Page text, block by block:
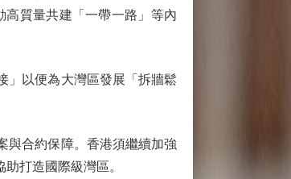
質量共建「一帶一路」等內
以便為大灣區發展「拆牆鬆
合約保障。香港須繼續加強
打造國際級灣區。